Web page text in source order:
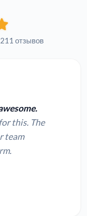
отзывов
this. The
team